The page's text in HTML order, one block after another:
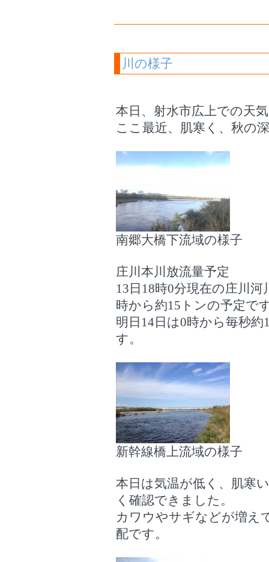
川の様子
本日、射水市広上での天
ここ最近、肌寒く、秋の
南郷大橋下流域の様子
庄川本川放流量予定
13日18時0分現在の庄川
時から約15トンの予定で
明日14日は0時から毎秒
す。
新幹線橋上流域の様子
本日は気温が低く、肌寒
く確認できました。
カワウやサギなどが増え
配です。